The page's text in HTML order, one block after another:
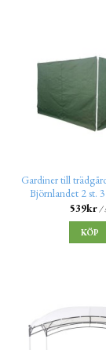
Gardiner till
Björnlandet 2 st.
539kr/
KÖP